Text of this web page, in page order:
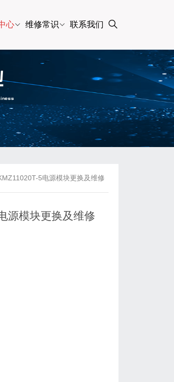
心 维修常识 联系我们
5电源模块更换及维修
源模块更换及维修